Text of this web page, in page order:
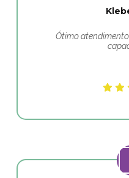
Ótimo